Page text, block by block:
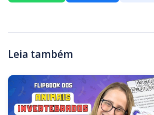
Leia também